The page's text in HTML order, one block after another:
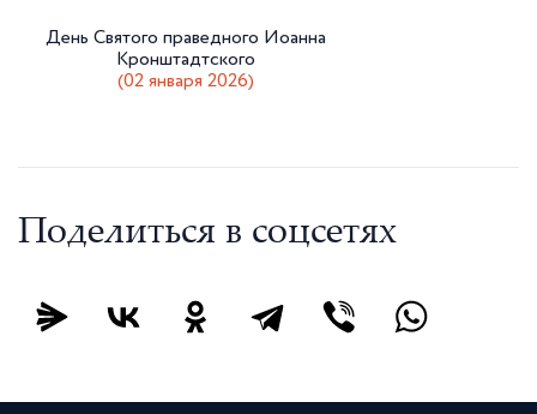
День Святого праведного Иоанна
Кронштадтского
(02 января 2026)
Поделиться в соцсетях